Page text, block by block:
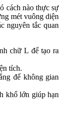
cách nào thực sự
mét vuông diện
nguyên tắc quan
chữ L để tạo ra
tích.
để không gian
khổ lớn giúp hạn